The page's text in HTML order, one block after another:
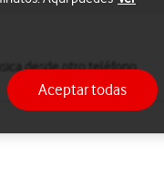
desde otro teléfono
Aceptar todas